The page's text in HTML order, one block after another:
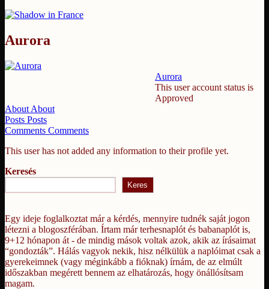
Aurora
Aurora
This user account status is
Approved
About About
Posts Posts
Comments Comments
This user has not added any information to their profile yet.
Keresés
Keres
Egy ideje foglalkoztat már a kérdés, mennyire tudnék saját jogon
létezni a blogoszférában. Írtam már terhesnaplót és babanaplót is,
9+12 hónapon át - de mindig mások voltak azok, akik az írásaimat
“gondozták”. Hálás vagyok nekik, hisz nélkülük a naplóimat csak a
gyerekeimnek (vagy méginkább a fióknak) írnám, de az elmúlt
időszakban megérett bennem az elhatározás, hogy önállósítsam
magam.